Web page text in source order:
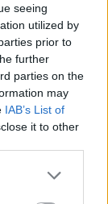
seeing
utilized by
prior to
further
parties on the
may
IAB’s List of
it to other
στα
– Η